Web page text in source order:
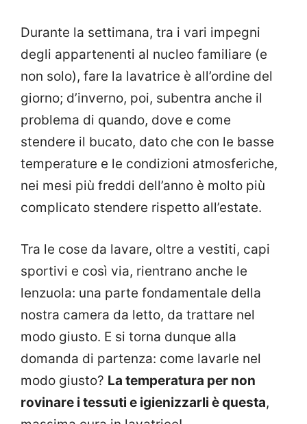
Durante la settimana, tra i vari impegni
degli appartenenti al nucleo familiare (e
non solo), fare la lavatrice è all’ordine del
giorno; d’inverno, poi, subentra anche il
problema di quando, dove e come
stendere il bucato, dato che con le basse
temperature e le condizioni atmosferiche,
nei mesi più freddi dell’anno è molto più
complicato stendere rispetto all’estate.
Tra le cose da lavare, oltre a vestiti, capi
sportivi e così via, rientrano anche le
lenzuola: una parte fondamentale della
nostra camera da letto, da trattare nel
modo giusto. E si torna dunque alla
domanda di partenza: come lavarle nel
modo giusto? La temperatura per non
rovinare i tessuti e igienizzarli è questa,